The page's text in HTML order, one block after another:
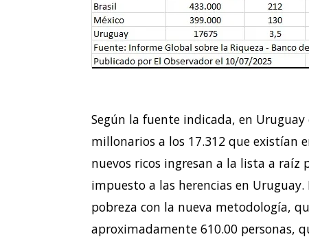
Según la fuente indicada, en
millonarios a los 17.312 que existían
nuevos ricos ingresan a la lista a raíz
impuesto a las herencias en
pobreza con la nueva metodología,
aproximadamente 610.00 personas,